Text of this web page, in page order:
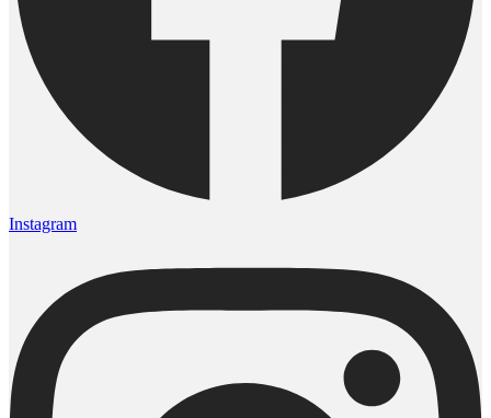
Instagram